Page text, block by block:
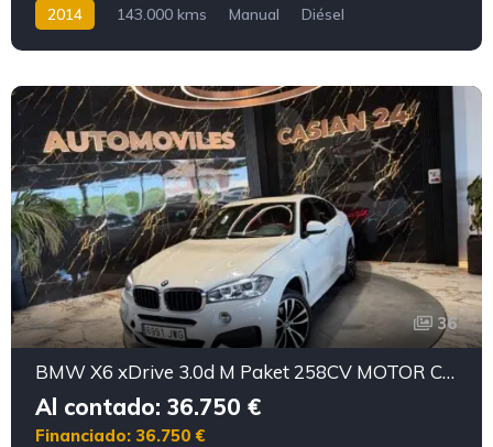
2014 143.000 kms Manual Diésel
36
BMW X6 xDrive 3.0d M Paket 258CV MOTOR CON CADENA IRROMPIBLE
Al contado: 36.750 €
Financiado: 36.750 €